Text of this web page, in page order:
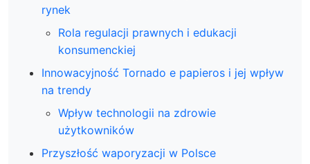
rynek
Rola regulacji prawnych i edukacji
konsumenckiej
Innowacyjność Tornado e papieros i jej wpływ
na trendy
Wpływ technologii na zdrowie
użytkowników
Przyszłość waporyzacji w Polsce